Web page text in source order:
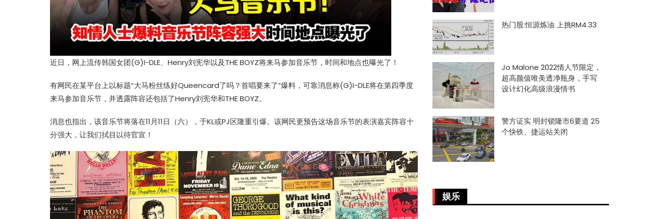
近日，网上流传韩国女团(G)I-DLE、Henry刘宪华以及THE BOYZ将来马参加音乐节，时间和地点也曝光了！
有网民在某平台上以标题“大马粉丝练好Queencard了吗？首唱要来了”爆料，可靠消息称(G)I-DLE将在第四季度
来马参加音乐节，并透露阵容还包括了Henry刘宪华和THE BOYZ。
消息也指出，该音乐节将落在11月11日（六），于KL或PJ区隆重引爆。该网民更预告这场音乐节的表演嘉宾阵容十
分强大，让我们拭目以待官宣！
热门股:恒源炼油 上挑RM4.33
Jo Malone 2022情人节限定，
超高颜值唯美透净瓶身，手写
设计幻化高级浪漫情书
警方证实 明封锁隆市6要道 25
个快铁、捷运站关闭
娱乐